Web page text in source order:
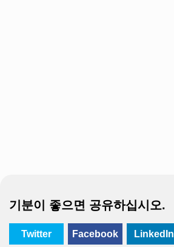
기분이 좋으면 공유하십시오.
Twitter Facebook LinkedIn